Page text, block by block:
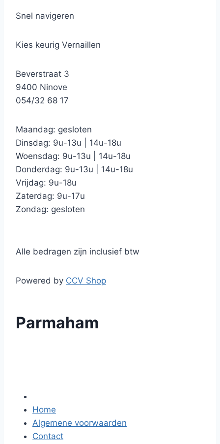
Snel navigeren
Kies keurig Vernaillen
Beverstraat 3
9400 Ninove
054/32 68 17
Maandag: gesloten
Dinsdag: 9u-13u | 14u-18u
Woensdag: 9u-13u | 14u-18u
Donderdag: 9u-13u | 14u-18u
Vrijdag: 9u-18u
Zaterdag: 9u-17u
Zondag: gesloten
Alle bedragen zijn inclusief btw
Powered by CCV Shop
Parmaham
Home
Algemene voorwaarden
Contact